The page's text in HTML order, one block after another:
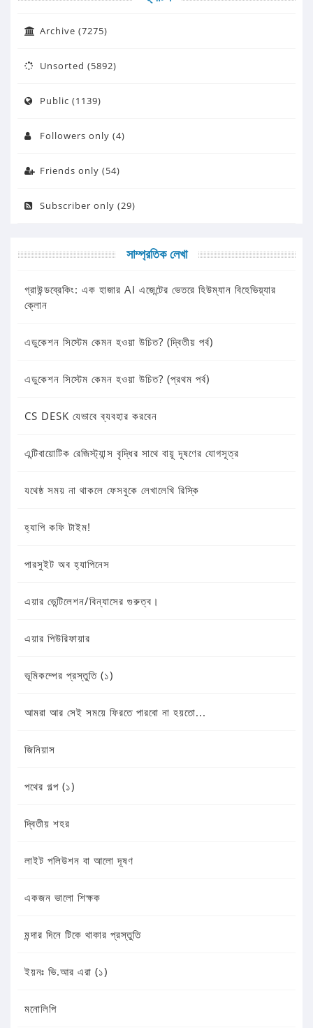
Archive (7275)
Unsorted (5892)
Public (1139)
Followers only (4)
Friends only (54)
Subscriber only (29)
সাম্প্রতিক লেখা
গ্রাউন্ডব্রেকিং: এক হাজার AI এজেন্টের ভেতরে হিউম্যান বিহেভিয়্যার
ক্লোন
এডুকেশন সিস্টেম কেমন হওয়া উচিত? (দ্বিতীয় পর্ব)
এডুকেশন সিস্টেম কেমন হওয়া উচিত? (প্রথম পর্ব)
CS DESK যেভাবে ব্যবহার করবেন
এন্টিবায়োটিক রেজিস্ট্যান্স বৃদ্ধির সাথে বায়ূ দূষণের যোগসূত্র
যথেষ্ঠ সময় না থাকলে ফেসবুকে লেখালেখি রিস্কি
হ্যাপি কফি টাইম!
পারসুইট অব হ্যাপিনেস
এয়ার ভেন্টিলেশন/বিন্যাসের গুরুত্ব।
এয়ার পিউরিফায়ার
ভূমিকম্পের প্রস্তুতি (১)
আমরা আর সেই সময়ে ফিরতে পারবো না হয়তো...
জিনিয়াস
পথের গল্প (১)
দ্বিতীয় শহর
লাইট পলিউশন বা আলো দূষণ
একজন ভালো শিক্ষক
মন্দার দিনে টিকে থাকার প্রস্তুতি
ইয়নঃ ভি.আর এরা (১)
মনোলিপি